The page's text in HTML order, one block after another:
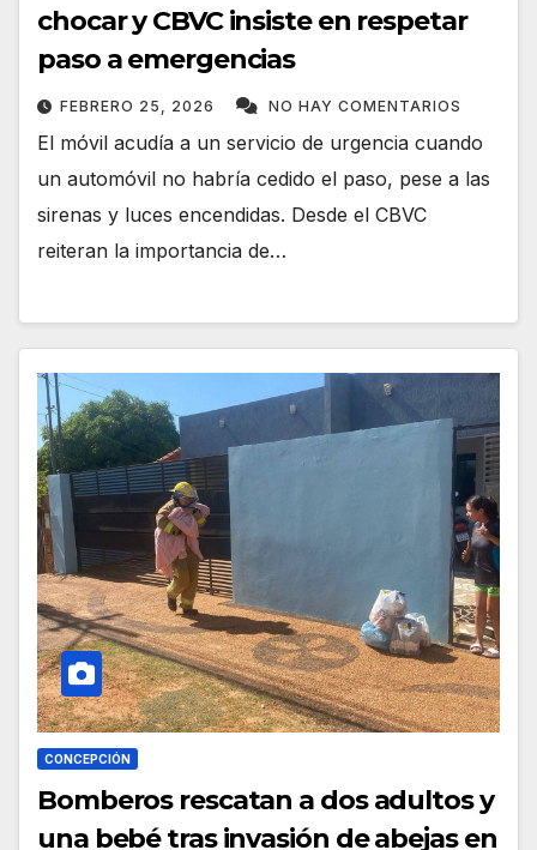
chocar y CBVC insiste en respetar
paso a emergencias
FEBRERO 25, 2026 NO HAY COMENTARIOS
El móvil acudía a un servicio de urgencia cuando
un automóvil no habría cedido el paso, pese a las
sirenas y luces encendidas. Desde el CBVC
reiteran la importancia de…
CONCEPCIÓN
Bomberos rescatan a dos adultos y
una bebé tras invasión de abejas en